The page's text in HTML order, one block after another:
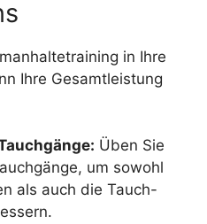
in Ihre
Ihre Gesamtleistung
Üben Sie
um sowohl
als auch die Tauch-